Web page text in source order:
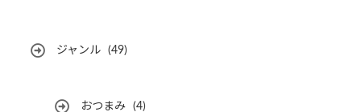
ジャンル (49)
おつまみ (4)